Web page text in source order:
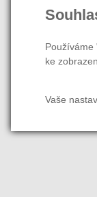
Používáme
ke
Vaše